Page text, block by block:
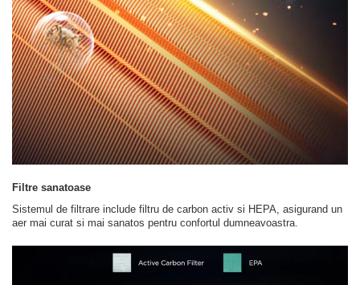
Filtre sanatoase
Sistemul de filtrare include filtru de carbon activ si HEPA, asigurand un
aer mai curat si mai sanatos pentru confortul dumneavoastra.